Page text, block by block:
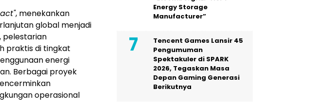
, menekankan
global menjadi
pelestarian
praktis di tingkat
energi
Berbagai proyek
operasional
Energy Storage
Manufacturer”
Tencent Games Lansir 45
Pengumuman
Spektakuler di SPARK
2026, Tegaskan Masa
Depan Gaming Generasi
Berikutnya